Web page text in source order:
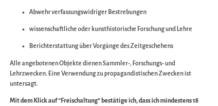
Wir arbeiten an
großartigen Sache
Abwehr verfassungswidriger Bestrebungen
wissenschaftliche oder kunsthistorische Forschung und Lehre
Berichterstattung über Vorgänge des Zeitgeschehens
Alle angebotenen Objekte dienen Sammler-, Forschungs- und
Lehrzwecken. Eine Verwendung zu propagandistischen Zwecken ist
untersagt.
Mit dem Klick auf “Freischaltung” bestätige ich, dass ich mindestens 18